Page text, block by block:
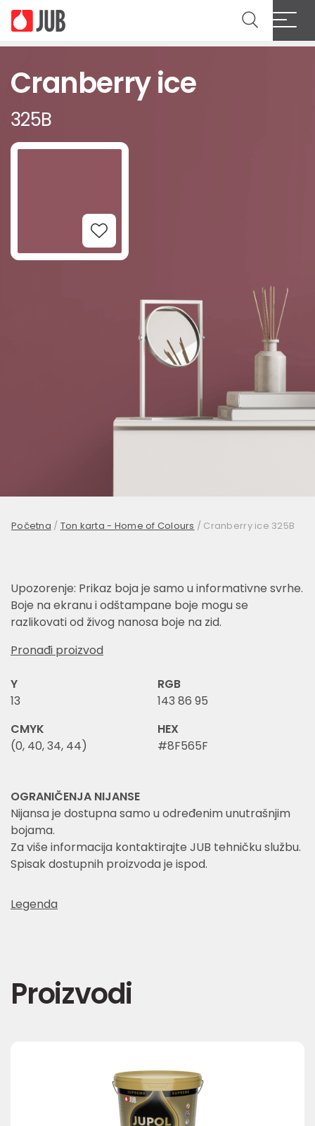
Cranberry ice
325B
Add to Wishlist
Početna / Ton karta - Home of Colours / Cranberry ice 325B
Upozorenje: Prikaz boja je samo u informativne svrhe.
Boje na ekranu i odštampane boje mogu se
razlikovati od živog nanosa boje na zid.
Pronađi proizvod
Y
13
RGB
143 86 95
CMYK
(0, 40, 34, 44)
HEX
#8F565F
OGRANIČENJA NIJANSE
Nijansa je dostupna samo u određenim unutrašnjim
bojama.
Za više informacija kontaktirajte JUB tehničku službu.
Spisak dostupnih proizvoda je ispod.
Legenda
Proizvodi